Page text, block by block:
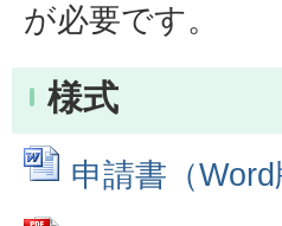
が必要です。
様式
申請書（